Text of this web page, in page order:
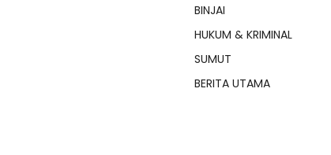
BINJAI
HUKUM & KRIMINAL
SUMUT
BERITA UTAMA